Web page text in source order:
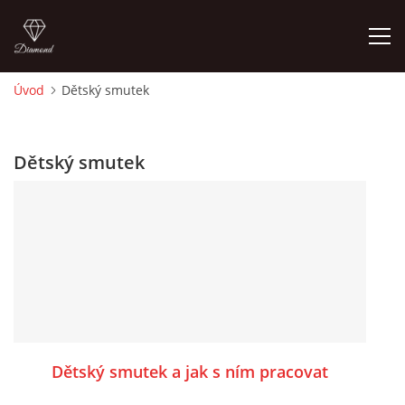
O MĚ
ROČNÍ PLÁN - INSPIRACE /DLE NOVÉHO RVP PV 2025
Úvod Dětský smutek
Dětský smutek
Dětský smutek a jak s ním pracovat